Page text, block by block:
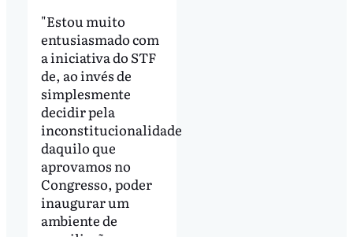
"Estou muito
entusiasmado com
a iniciativa do STF
de, ao invés de
simplesmente
decidir pela
inconstitucionalidade
daquilo que
aprovamos no
Congresso, poder
inaugurar um
ambiente de